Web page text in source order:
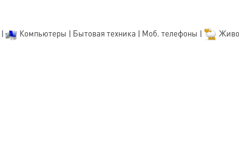
| Компьютеры | Бытовая техника | Моб. телефоны |